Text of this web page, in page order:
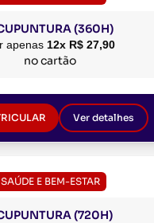
(360H)
apenas 12x R$ 27,90
no cartão
Ver detalhes
SAÚDE E BEM-ESTAR
(720H)